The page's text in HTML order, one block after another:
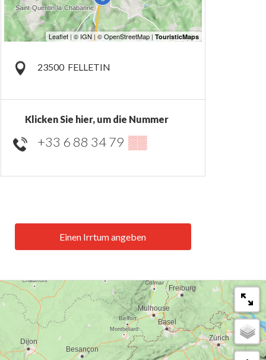
23500 FELLETIN
Klicken Sie hier, um die Nummer
+33 6 88 34 79 ▒▒
Einen Irrtum angeben